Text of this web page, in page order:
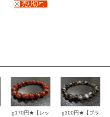
g170円★【レッ
g300円★【ブラ